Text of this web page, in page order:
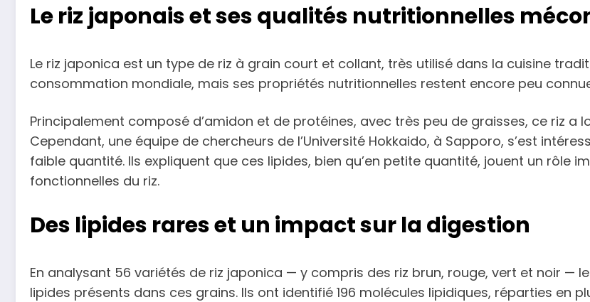
Le riz japonais et ses qualités nutritionnelles
Le riz japonica est un type de riz à grain court et collant, très utilisé dans la cuisine
consommation mondiale, mais ses propriétés nutritionnelles restent encore peu
Principalement composé d’amidon et de protéines, avec très peu de graisses, ce riz
Cependant, une équipe de chercheurs de l’Université Hokkaido, à Sapporo, s’est
faible quantité. Ils expliquent que ces lipides, bien qu’en petite quantité, jouent un rôle
fonctionnelles du riz.
Des lipides rares et un impact sur la digestion
En analysant 56 variétés de riz japonica — y compris des riz brun, rouge, vert et noir —
lipides présents dans ces grains. Ils ont identifié 196 molécules lipidiques, réparties en